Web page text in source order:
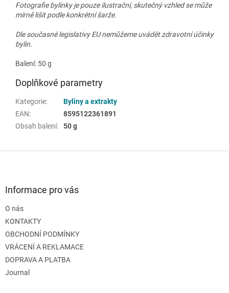
Fotografie bylinky je pouze ilustrační, skutečný vzhled se může
mírně lišit podle konkrétní šarže.
Dle současné legislativy EU nemůžeme uvádět zdravotní účinky
bylin.
Balení: 50 g
Doplňkové parametry
Kategorie:
Byliny a extrakty
EAN:
8595122361891
Obsah balení: 50 g
Informace pro vás
O nás
KONTAKTY
OBCHODNÍ PODMÍNKY
VRÁCENÍ A REKLAMACE
DOPRAVA A PLATBA
Journal